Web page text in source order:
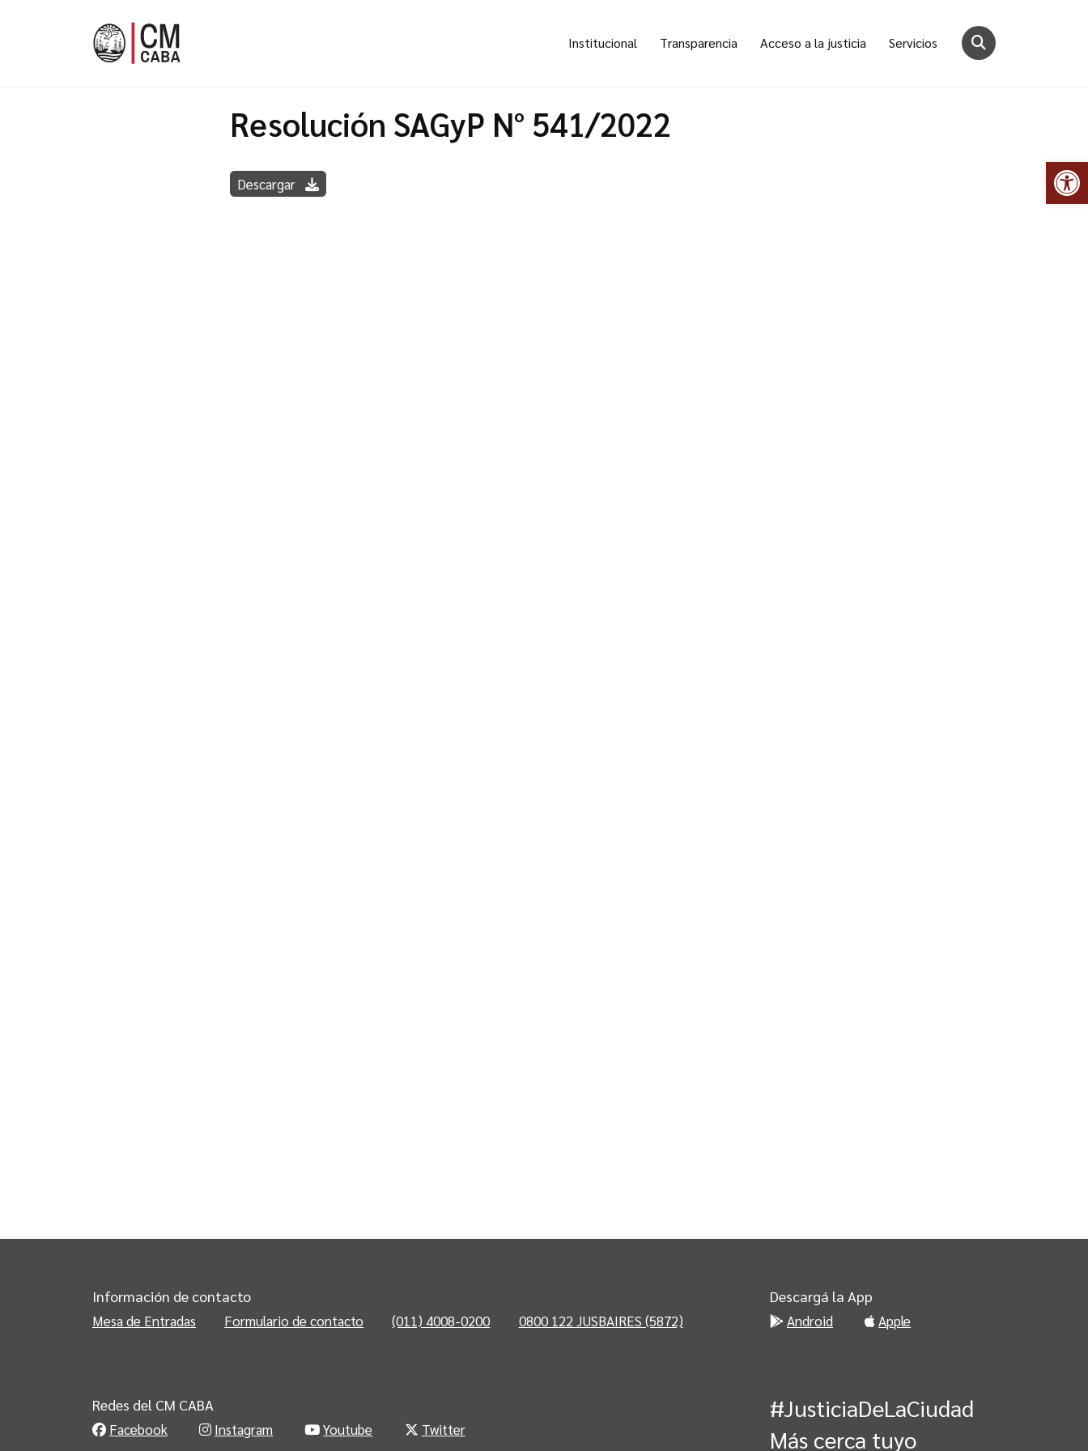
Institucional Transparencia Acceso a la justicia Servicios
Resolución SAGyP N° 541/2022
Descargar
Información de contacto
Mesa de Entradas Formulario de contacto (011) 4008-0200 0800 122 JUSBAIRES (5872)
Descargá la App
Android Apple
Redes del CM CABA
Facebook Instagram Youtube Twitter
#JusticiaDeLaCiudad
Más cerca tuyo